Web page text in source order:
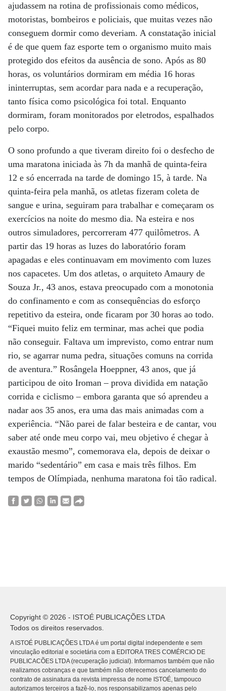
ajudassem na rotina de profissionais como médicos,
motoristas, bombeiros e policiais, que muitas vezes não
conseguem dormir como deveriam. A constatação inicial
é de que quem faz esporte tem o organismo muito mais
protegido dos efeitos da ausência de sono. Após as 80
horas, os voluntários dormiram em média 16 horas
ininterruptas, sem acordar para nada e a recuperação,
tanto física como psicológica foi total. Enquanto
dormiram, foram monitorados por eletrodos, espalhados
pelo corpo.
O sono profundo a que tiveram direito foi o desfecho de
uma maratona iniciada às 7h da manhã de quinta-feira
12 e só encerrada na tarde de domingo 15, à tarde. Na
quinta-feira pela manhã, os atletas fizeram coleta de
sangue e urina, seguiram para trabalhar e começaram os
exercícios na noite do mesmo dia. Na esteira e nos
outros simuladores, percorreram 477 quilômetros. A
partir das 19 horas as luzes do laboratório foram
apagadas e eles continuavam em movimento com luzes
nos capacetes. Um dos atletas, o arquiteto Amaury de
Souza Jr., 43 anos, estava preocupado com a monotonia
do confinamento e com as consequências do esforço
repetitivo da esteira, onde ficaram por 30 horas ao todo.
“Fiquei muito feliz em terminar, mas achei que podia
não conseguir. Faltava um imprevisto, como entrar num
rio, se agarrar numa pedra, situações comuns na corrida
de aventura.” Rosângela Hoeppner, 43 anos, que já
participou de oito Iroman – prova dividida em natação
corrida e ciclismo – embora garanta que só aprendeu a
nadar aos 35 anos, era uma das mais animadas com a
experiência. “Não parei de falar besteira e de cantar, vou
saber até onde meu corpo vai, meu objetivo é chegar à
exaustão mesmo”, comemorava ela, depois de deixar o
marido “sedentário” em casa e mais três filhos. Em
tempos de Olímpiada, nenhuma maratona foi tão radical.
Copyright © 2026 - ISTOÉ PUBLICAÇÕES LTDA
Todos os direitos reservados.
A ISTOÉ PUBLICAÇÕES LTDA é um portal digital independente e sem
vinculação editorial e societária com a EDITORA TRES COMÉRCIO DE
PUBLICACÕES LTDA (recuperação judicial). Informamos também que não
realizamos cobranças e que também não oferecemos cancelamento do
contrato de assinatura da revista impressa de nome ISTOÉ, tampouco
autorizamos terceiros a fazê-lo, nos responsabilizamos apenas pelo